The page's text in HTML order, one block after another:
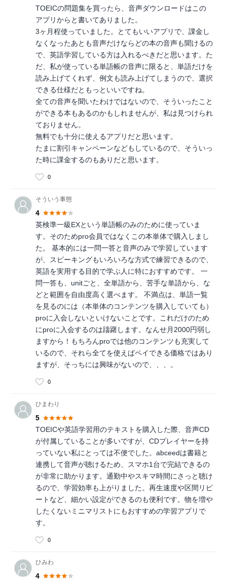
TOEICの問題集を買ったら、音声ダウンロードはこの
アプリからと書いてありました。
3ヶ月程使っていました。とてもいいアプリで、課金し
なくなったあとも音声だけならどの本の音声も聞けるの
で、英語学習している方は入れるべきだと思います。た
だ、私が使っている単語帳の音声に限ると、単語だけを
読み上げてくれず、例文も読み上げてしまうので、選択
できる仕様だともっといいですね。
全ての音声を聞いたわけではないので、そういったこと
ができる本もあるのかもしれませんが、私は見つけられ
ておりません。
無料でも十分に使えるアプリだと思います。
たまに割引キャンペーンなどもしているので、そういっ
た時に課金するのもありだと思います。
0
そういう事態
4
英検準一級EXという単語帳のみのために使っていま
す。そのためpro会員ではなくこの本単体で購入しまし
た。 基本的には一問一答と音声のみで学習しています
が、スピーキングもいろいろな方式で練習できるので、
英語を実用する目的で学ぶ人に特におすすめです。 一
問一答も、unitごと、全単語から、苦手な単語から、な
どと範囲を自由度高く選べます。 不満点は、単語一覧
を見るのには（本単体のコンテンツを購入していても）
proに入会しないといけないことです。これだけのため
にproに入会するのは躊躇します。なんせ月2000円弱し
ますから！もちろんproでは他のコンテンツも充実して
いるので、それら全てを使えばペイできる価格ではあり
ますが、そっちには興味がないので、、、。
0
ひまわり
5
TOEICや英語学習用のテキストを購入した際、音声CD
が付属していることが多いですが、CDプレイヤーを持
っていない私にとっては不便でした。abceedは書籍と
連携して音声が聴けるため、スマホ1台で完結できるの
が非常に助かります。通勤中やスキマ時間にさっと聴け
るので、学習効率も上がりました。再生速度や区間リピ
ートなど、細かい設定ができるのも便利です。物を増や
したくないミニマリストにもおすすめの学習アプリで
す。
0
ひみわ
4